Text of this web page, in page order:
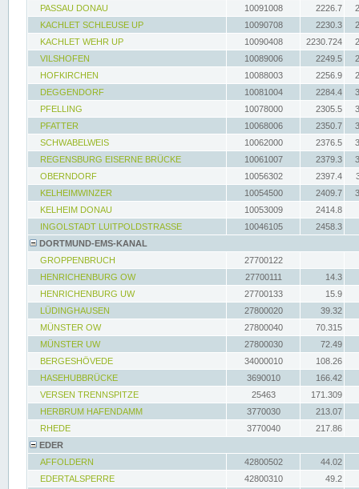
PASSAU DONAU
10091008 2226.7
KACHLET SCHLEUSE UP
10090708 2230.3
KACHLET WEHR UP
10090408 2230.724
VILSHOFEN
10089006 2249.5
HOFKIRCHEN
10088003 2256.9
DEGGENDORF
10081004 2284.4
PFELLING
10078000 2305.5
PFATTER
10068006 2350.7
SCHWABELWEIS
10062000 2376.5
REGENSBURG EISERNE BRÜCKE
10061007 2379.3
OBERNDORF
10056302 2397.4
KELHEIMWINZER
10054500 2409.7
KELHEIM DONAU
10053009
2414.8
INGOLSTADT LUITPOLDSTRASSE
10046105
2458.3
DORTMUND-EMS-KANAL
GROPPENBRUCH
27700122
HENRICHENBURG OW
27700111
14.3
HENRICHENBURG UW
27700133
15.9
LÜDINGHAUSEN
27800020
39.32
MÜNSTER OW
27800040
70.315
MÜNSTER UW
27800030
72.49
BERGESHÖVEDE
34000010
108.26
HASEHUBBRÜCKE
3690010
166.42
VERSEN TRENNSPITZE
25463
171.309
HERBRUM HAFENDAMM
3770030
213.07
RHEDE
3770040
217.86
EDER
AFFOLDERN
42800502
44.02
EDERTALSPERRE
42800310
49.2